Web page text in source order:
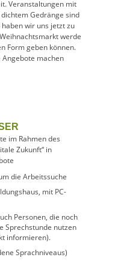
Veranstaltungen mit
Gedränge sind
wir uns jetzt zu
werde
Form geben können.
machen
im Rahmen des
Zukunft“ in
die Arbeitssuche
mit PC-
Personen, die noch
Sprechstunde nutzen
informieren).
Sprachniveaus)